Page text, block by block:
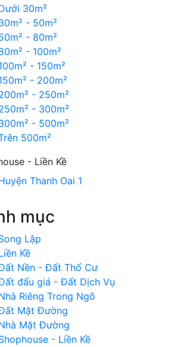
30m²
- 50m²
- 80m²
- 100m²
- 150m²
- 200m²
- 250m²
- 300m²
- 500m²
500m²
- Liền Kề
Thanh Oai 1
mục
Lập
Kề
Nền - Đất Thổ Cư
đấu giá - Đất Dịch Vụ
Riêng Trong Ngõ
Mặt Đường
Mặt Đường
- Liền Kề